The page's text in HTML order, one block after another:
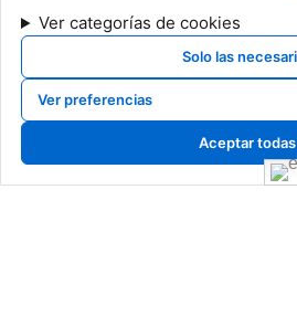
calderas de gas, calderas de gasoil, calderas
navarra, cambio de caldera pamplona, cambio
sustitucion de calderas, caldera roca, baxi,
saunier duval, vaillant, viessman, brotje, ferroli,
caldera de gas, mejor caldera, instalador
Ver categorías de cookies
Solo las
Ver preferencias
Aceptar todas